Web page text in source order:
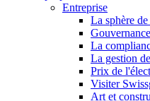
Entreprise
La sphère
La
La gestion
Prix de
Visiter
Art et